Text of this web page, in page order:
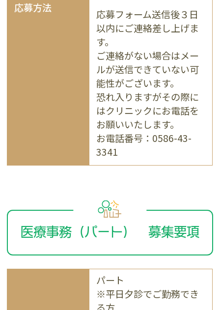
応募方法
応募フォーム送信後３日
以内にご連絡差し上げま
す。
ご連絡がない場合はメー
ルが送信できていない可
能性がございます。
恐れ入りますがその際に
はクリニックにお電話を
お願いいたします。
お電話番号：0586-43-
3341
医療事務（パート） 募集要項
パート
※平日夕診でご勤務でき